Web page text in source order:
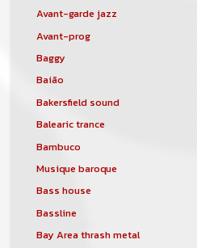
Avant-garde jazz
Avant-prog
Baggy
Baião
Bakersfield sound
Balearic trance
Bambuco
Musique baroque
Bass house
Bassline
Bay Area thrash metal